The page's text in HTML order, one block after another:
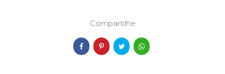
Compartilhe